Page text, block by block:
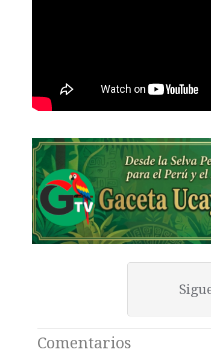
Comentarios